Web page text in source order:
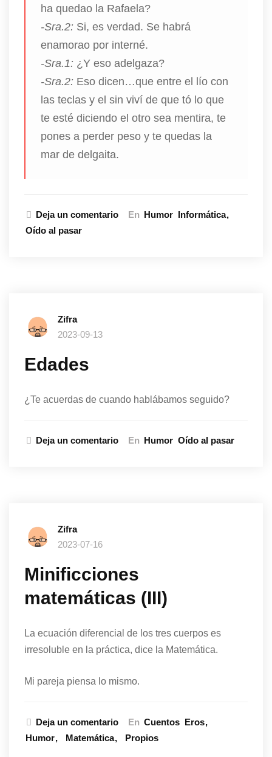
ha quedao la Rafaela?
-Sra.2: Si, es verdad. Se habrá
enamorao por interné.
-Sra.1: ¿Y eso adelgaza?
-Sra.2: Eso dicen…que entre el lío con
las teclas y el sin viví de que tó lo que
te esté diciendo el otro sea mentira, te
pones a perder peso y te quedas la
mar de delgaita.
Deja un comentario En Humor Informática
Oído al pasar
Zifra
2023-09-13
Edades
¿Te acuerdas de cuando hablábamos seguido?
Deja un comentario En Humor Oído al pasar
Zifra
2023-07-16
Minificciones
matemáticas (III)
La ecuación diferencial de los tres cuerpos es
irresoluble en la práctica, dice la Matemática.
Mi pareja piensa lo mismo.
Deja un comentario En Cuentos Eros
Humor
Matemática Propios